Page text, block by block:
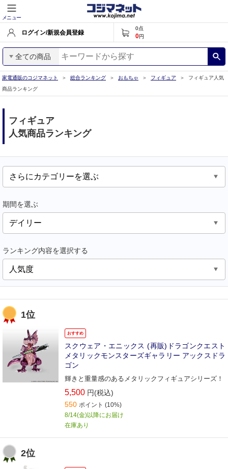
メニュー
ログイン/新規会員登録
0点
0円
全ての商品
家電通販のコジマネット 総合ランキング おもちゃ フィギュア
フィギュア人気
商品ランキング
フィギュア
人気商品ランキング
期間を選ぶ
ランキング内容を選択する
1位
おすすめ
スクウェア・エニックス (再販)ドラゴンクエスト
メタリックモンスターズギャラリー アックスドラ
ゴン
輝きと重量感のあるメタリックフィギュアシリーズ！
5,500 円(税込)
550 ポイント (10%)
8/14(金)以降にお届け
在庫あり
2位